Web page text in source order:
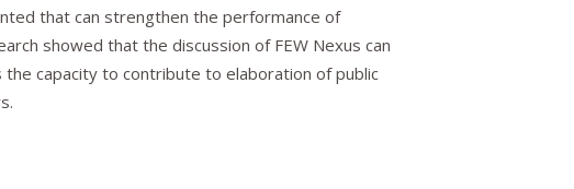
that can strengthen the performance of
showed that the discussion of FEW Nexus can
capacity to contribute to elaboration of public